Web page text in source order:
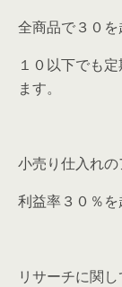
全商品で３０を
１０以下でも
ます。
小売り仕入れの
利益率３０％を
リサーチに関し